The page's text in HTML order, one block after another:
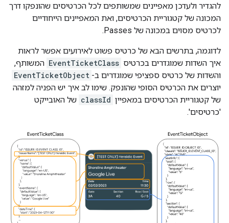
להגדיר ולעדכן מאפיינים שמשותפים לכל הכרטיסים שהונפקו דרך
המכונה של קטגוריית הכרטיסים, ואת המאפיינים הייחודיים
לכרטיס מסוים במכונה של Passes.
לדוגמה, בתרשים הבא של כרטיס פשוט לאירועים אפשר לראות
איך השדות שמוגדרים בכרטיס EventTicketClass המשותף,
והשדות של כרטיס ספציפי שמוגדרים ב- EventTicketObject
יוצרים את הכרטיס הסופי שהונפק. שימו לב איך יש הפניה למזהה
של קטגוריית הכרטיסים במאפיין classId של האובייקט
'כרטיסים'.